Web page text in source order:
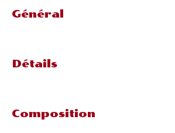
Général
Détails
Composition